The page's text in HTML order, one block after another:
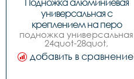
Подножка алюминиевая
универсальная с
креплением на перо
3243044-75
подножка универсальная
24quot-28quot,
алюминиевая, под заднее
перо, раздвижная, черная,
добавить в сравнение